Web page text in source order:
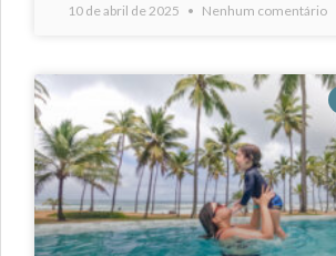
10 de abril de 2025 Nenhum comentário